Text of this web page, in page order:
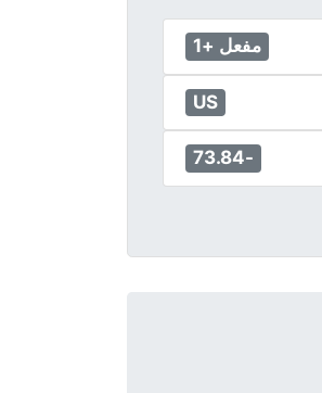
مفعل +1
US
-73.84